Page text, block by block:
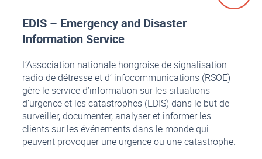
EDIS – Emergency and Disaster
Information Service
L’Association nationale hongroise de signalisation
radio de détresse et d’ infocommunications (RSOE)
gère le service d’information sur les situations
d’urgence et les catastrophes (EDIS) dans le but de
surveiller, documenter, analyser et informer les
clients sur les événements dans le monde qui
peuvent provoquer une urgence ou une catastrophe.